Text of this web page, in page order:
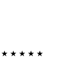
★ ★ ★ ★ ★